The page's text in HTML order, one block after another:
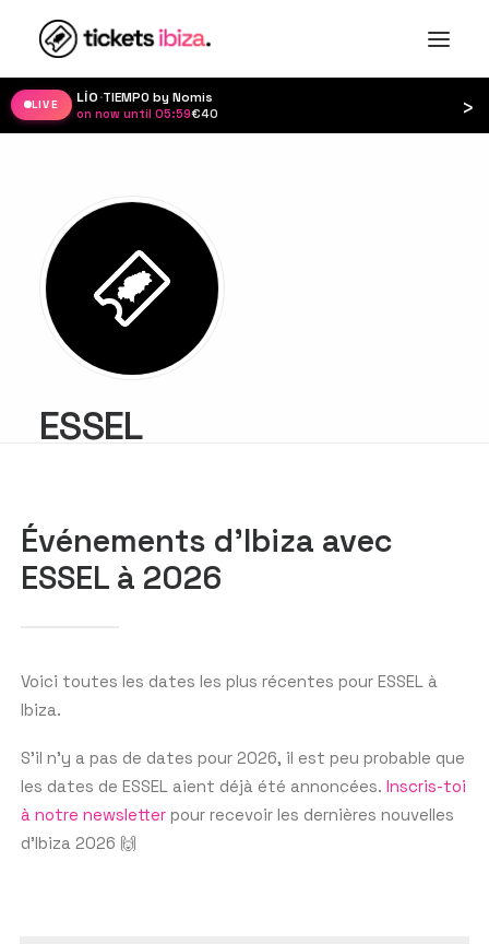
GET THE APP
LIVE LÍO·TIEMPO by Nomis
on now until 05:59·€40 ›
ESSEL
Événements d'Ibiza avec
ESSEL à 2026
Voici toutes les dates les plus récentes pour ESSEL à
Ibiza.
S’il n’y a pas de dates pour 2026, il est peu probable que
les dates de ESSEL aient déjà été annoncées. Inscris-toi
à notre newsletter pour recevoir les dernières nouvelles
d’Ibiza 2026 🙌